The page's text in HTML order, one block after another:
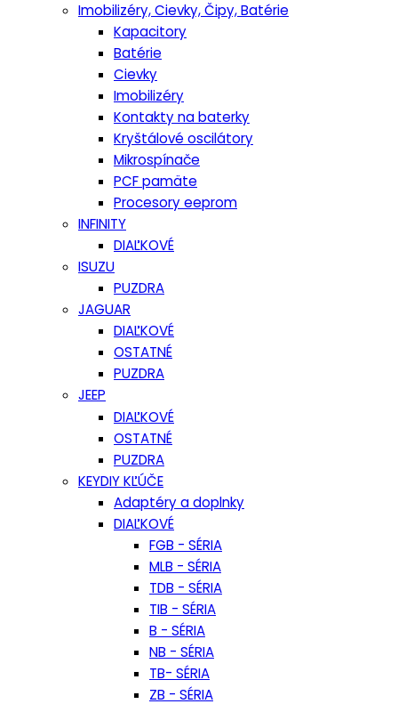
Imobilizéry, Cievky, Čipy, Batérie
Kapacitory
Batérie
Cievky
Imobilizéry
Kontakty na baterky
Kryštálové oscilátory
Mikrospínače
PCF pamäte
Procesory eeprom
INFINITY
DIAĽKOVÉ
ISUZU
PUZDRA
JAGUAR
DIAĽKOVÉ
OSTATNÉ
PUZDRA
JEEP
DIAĽKOVÉ
OSTATNÉ
PUZDRA
KEYDIY KĽÚČE
Adaptéry a doplnky
DIAĽKOVÉ
FGB - SÉRIA
MLB - SÉRIA
TDB - SÉRIA
TIB - SÉRIA
B - SÉRIA
NB - SÉRIA
TB- SÉRIA
ZB - SÉRIA